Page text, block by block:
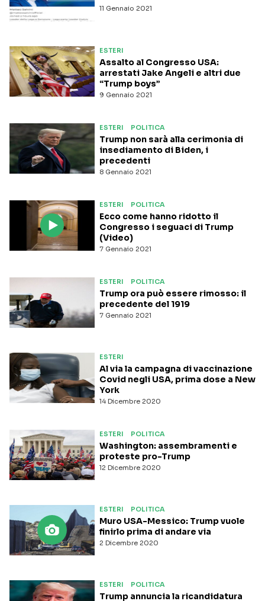
11 Gennaio 2021
ESTERI
9 Gennaio 2021
Assalto al Congresso USA:
arrestati Jake Angeli e altri due
“Trump boys”
ESTERI POLITICA
8 Gennaio 2021
Trump non sarà alla cerimonia di
insediamento di Biden, i
precedenti
ESTERI POLITICA
7 Gennaio 2021
Ecco come hanno ridotto il
Congresso i seguaci di Trump
(Video)
ESTERI POLITICA
7 Gennaio 2021
Trump ora può essere rimosso: il
precedente del 1919
ESTERI
14 Dicembre 2020
Al via la campagna di vaccinazione
Covid negli USA, prima dose a New
York
ESTERI POLITICA
12 Dicembre 2020
Washington: assembramenti e
proteste pro-Trump
ESTERI POLITICA
2 Dicembre 2020
Muro USA-Messico: Trump vuole
finirlo prima di andare via
ESTERI POLITICA
Trump annuncia la ricandidatura